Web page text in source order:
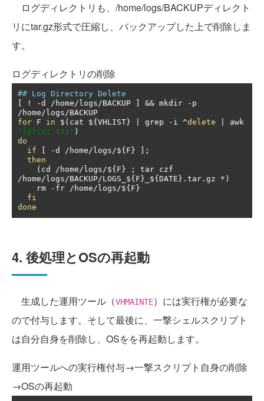
ログディレクトリも、/home/logs/BACKUPディレクト
リにtar.gz形式で圧縮し、バックアップした上で削除しま
す。
ログディレクトリの削除
## Log Directory Delete
! -d / home/ logs/BACKUP && mkdir -
/ home/ logs/
for F in $ ( cat ${ VHLIST } grep - i ^delete
'{print $2}' )
do
if
-d / home/ logs/${ F }
];
then
( cd / home/ logs/${ F } ;
/ home/ logs/BACKUP/LOGS_${ F } _${ DATE }. tar . gz *)
    rm
- fr / home/ logs/${ F }
fi
done
4. 後処理とOSの再起動
生成した運用ツール（VHMAINTE）には実行権が必要な
ので付与します。そして最後に、一撃シェルスクリプト
は自分自身を削除し、OSをを再起動します。
運用ツールへの実行権付与→一撃スクリプト自身の削除
→OSの再起動